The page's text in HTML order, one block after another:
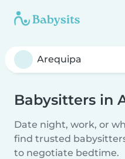
Babysitters in
Date night, work, or
find trusted
to negotiate bedtime.